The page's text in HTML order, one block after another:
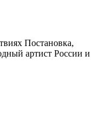
Постановка,
артист России и